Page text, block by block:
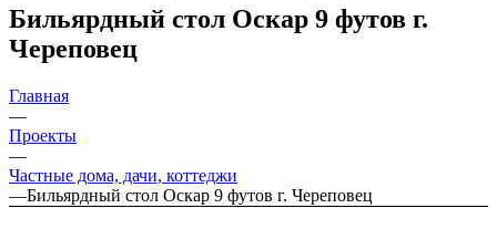
Бильярдный стол Оскар 9 футов г.
Череповец
Главная
—
Проекты
—
Частные дома, дачи, коттеджи
—Бильярдный стол Оскар 9 футов г. Череповец